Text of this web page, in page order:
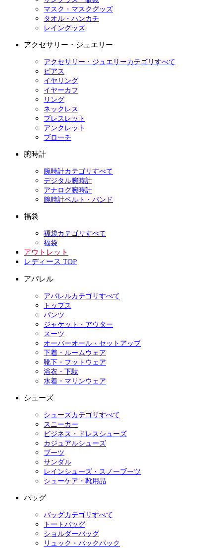
マスク・マスクグッズ
タオル・ハンカチ
レイングッズ
アクセサリー・ジュエリー
アクセサリー・ジュエリーカテゴリすべて
ピアス
イヤリング
イヤーカフ
リング
ネックレス
ブレスレット
アンクレット
ブローチ
腕時計
腕時計カテゴリすべて
デジタル腕時計
アナログ腕時計
腕時計ベルト・バンド
福袋
福袋カテゴリすべて
福袋
アウトレット
レディース TOP
アパレル
アパレルカテゴリすべて
トップス
パンツ
ジャケット・アウター
スーツ
オーバーオール・セットアップ
下着・ルームウェア
靴下・フットウェア
浴衣・下駄
水着・マリンウェア
シューズ
シューズカテゴリすべて
スニーカー
ビジネス・ドレスシューズ
カジュアルシューズ
ブーツ
サンダル
レインシューズ・スノーブーツ
シューケア・靴用品
バッグ
バッグカテゴリすべて
トートバッグ
ショルダーバッグ
リュック・バックパック